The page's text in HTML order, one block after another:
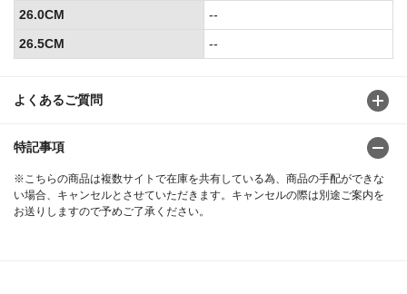
よくあるご質問
特記事項
※こちらの商品は複数サイトで在庫を共有している為、商品の手配ができな
い場合、キャンセルとさせていただきます。キャンセルの際は別途ご案内を
お送りしますので予めご了承ください。
26.0CM
--
26.5CM
--